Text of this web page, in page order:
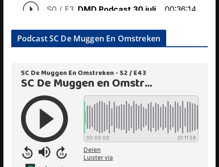
Podcast SC De Muggen En Omstreken